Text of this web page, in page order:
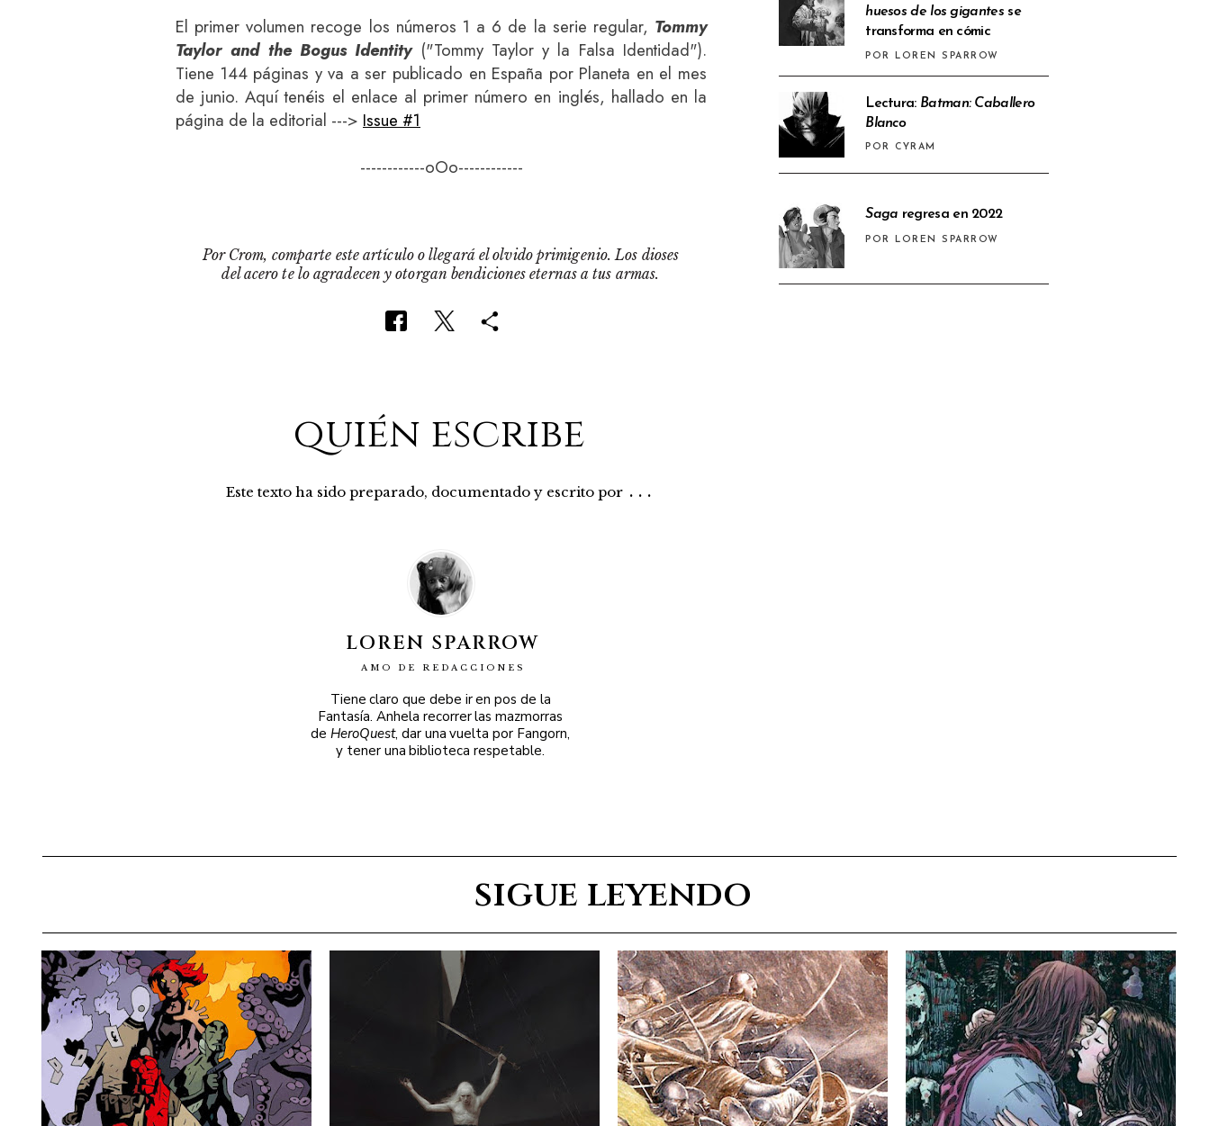
huesos de los gigantesse
transforma en cómic
POR LOREN SPARROW
Lectura: Batman: Caballero
Blanco
POR CYRAM
Saga regresa en 2022
POR LOREN SPARROW
El primer volumen recoge los números 1 a 6 de la serie regular, Tommy
Taylor and the Bogus Identity("Tommy Taylor y la Falsa Identidad").
Tiene 144 páginas y va a ser publicado en España por Planeta en el mes
de junio. Aquí tenéis el enlace al primer número en inglés, hallado en la
página de la editorial ---> Issue #1
------------oOo------------
Por Crom, comparte este artículo o llegará el olvido primigenio. Los dioses
del acero te lo agradecen y otorgan bendiciones eternas a tus armas.
quién escribe
Este texto ha sido preparado, documentado y escrito por ...
LOREN SPARROW
AMO DE REDACCIONES
Tiene claro que debe ir en pos de la
Fantasía. Anhela recorrer las mazmorras
de HeroQuest, dar una vuelta por Fangorn,
y tener una biblioteca respetable.
sigue leyendo